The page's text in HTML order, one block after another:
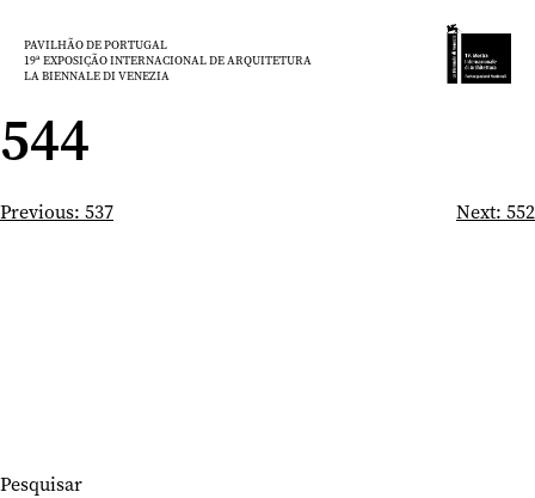
paraPAVILHÃO DE PORTUGAL
19ª EXPOSIÇÃO INTERNACIONAL DE ARQUITETURA
LA BIENNALE DI VENEZIA
544
Navegação
Previous: 537 Next: 552
Pesquisar